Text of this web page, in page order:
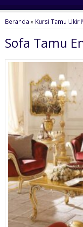
Beranda » Kursi Tamu Ukir
Sofa Tamu